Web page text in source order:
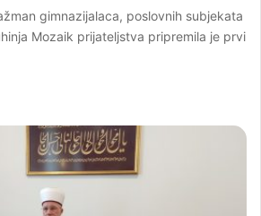
gimnazijalaca, poslovnih subjekata
Mozaik prijateljstva pripremila je prvi